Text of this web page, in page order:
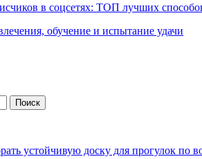
в соцсетях: ТОП лучших
обучение и испытание удачи
устойчивую доску для прогулок по